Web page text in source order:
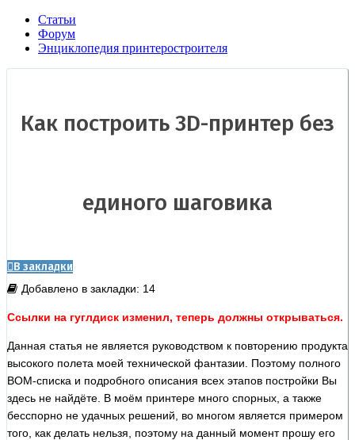
Статьи
Форум
Энциклопедия принтеростроителя
Как построить 3D-принтер без
единого шаговика
В закладки
Добавлено в закладки: 14
Ссылки на гуглдиск изменил, теперь должны открываться.
Данная статья не является руководством к повторению продукта
высокого полета моей технической фантазии. Поэтому полного
BOM-списка и подробного описания всех этапов постройки Вы
здесь не найдёте. В моём принтере много спорных, а также
бесспорно не удачных решений, во многом является примером
того, как делать нельзя, поэтому на данный момент прошу его